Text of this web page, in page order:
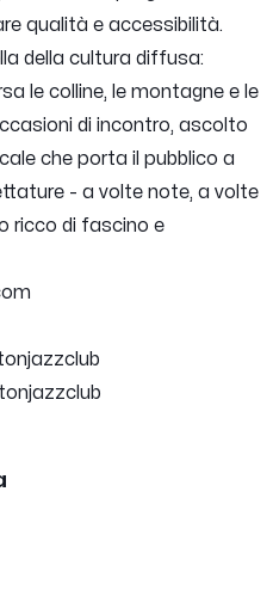
qualità e accessibilità.
della cultura diffusa:
le colline, le montagne e le
di incontro, ascolto
che porta il pubblico a
- a volte note, a volte
ricco di fascino e